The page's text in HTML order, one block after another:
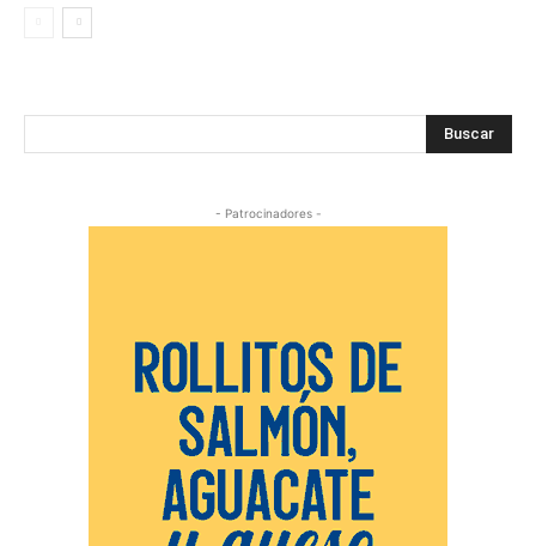
Buscar
- Patrocinadores -